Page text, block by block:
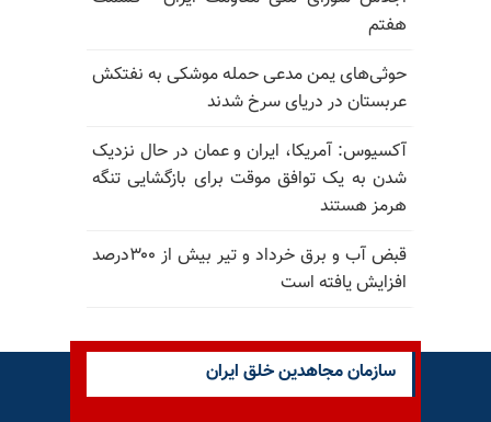
هفتم
حوثی‌های یمن مدعی حمله موشکی به نفتکش
عربستان در دریای سرخ شدند
آکسیوس: آمریکا، ایران و عمان در حال نزدیک
شدن به یک توافق موقت برای بازگشایی تنگه
هرمز هستند
قبض آب و برق خرداد و تیر بیش از ۳۰۰درصد
افزایش یافته است
سازمان مجاهدین خلق ایران